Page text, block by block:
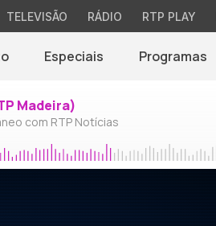
TELEVISÃO RÁDIO RTP PLAY
Especiais Programas
Madeira)
com RTP Notícias